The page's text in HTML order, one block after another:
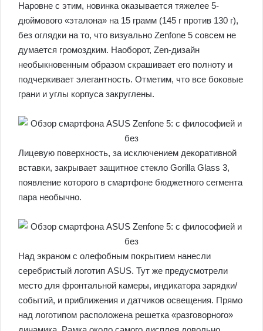
Наровне с этим, новинка оказывается тяжелее 5-
дюймового «эталона» на 15 грамм (145 г против 130 г),
без оглядки на то, что визуально Zenfone 5 совсем не
думается громоздким. Наоборот, Zen-дизайн
необыкновенным образом скрашивает его полноту и
подчеркивает элегантность. Отметим, что все боковые
грани и углы корпуса закруглены.
Лицевую поверхность, за исключением декоративной
вставки, закрывает защитное стекло Gorilla Glass 3,
появление которого в смартфоне бюджетного сегмента
пара необычно.
Над экраном с олефобным покрытием нанесли
серебристый логотип ASUS. Тут же предусмотрели
место для фронтальной камеры, индикатора зарядки/
событий, и приближения и датчиков освещения. Прямо
над логотипом расположена решетка «разговорного»